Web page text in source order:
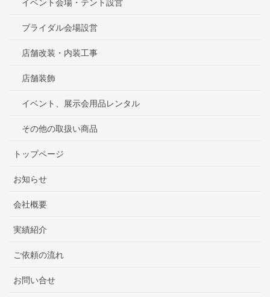
イベント会場・テント設営
ブライダル会場設営
店舗改装・内装工事
店舗装飾
イベント、展示会用品レンタル
その他の取扱い商品
トップページ
お知らせ
会社概要
実績紹介
ご依頼の流れ
お問い合せ